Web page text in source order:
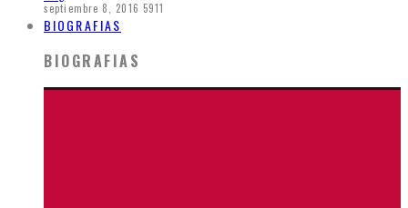
septiembre 8, 2016 5911
BIOGRAFIAS
BIOGRAFIAS